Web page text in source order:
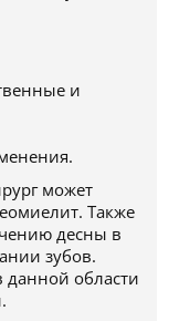
и
может
Также
десны в
зубов.
области